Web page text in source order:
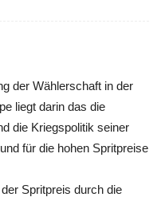
der Wählerschaft in der
liegt darin das die
die Kriegspolitik seiner
für die hohen Spritpreise
Spritpreis durch die